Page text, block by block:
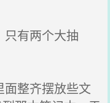
有两个大抽
整齐摆放些文